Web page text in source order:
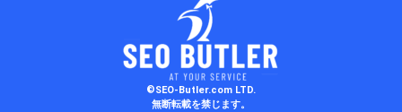
©SEO-Butler.com LTD.
無断転載を禁じます。